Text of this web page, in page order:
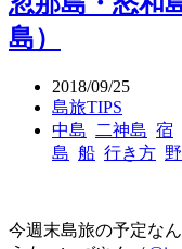
島）
2018/09/25
島旅TIPS
中島
二神島 宿
島 船 行き方
今週末島旅の予定な